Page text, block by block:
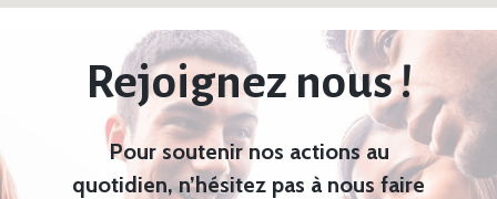
Rejoignez nous !
Pour soutenir nos actions au
quotidien, n’hésitez pas à nous faire